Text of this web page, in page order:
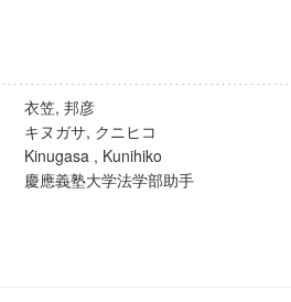
衣笠, 邦彦
キヌガサ, クニヒコ
Kinugasa , Kunihiko
慶應義塾大学法学部助手